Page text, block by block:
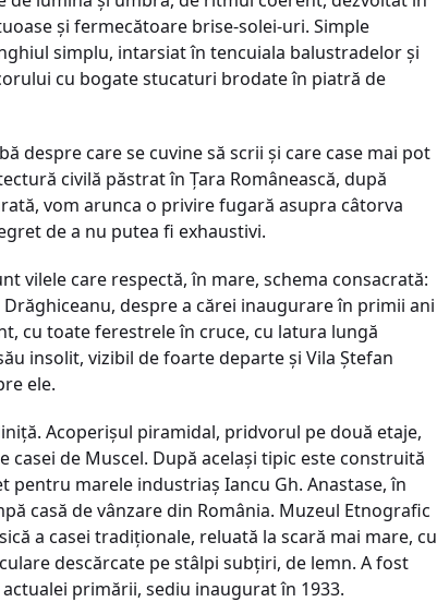
şi fermecătoare brise-solei-uri. Simple
simplu, intarsiat în tencuiala balustradelor şi
cu bogate stucaturi brodate în piatră de
despre care se cuvine să scrii şi care case mai pot
civilă păstrat în Ţara Românească, după
vom arunca o privire fugară asupra câtorva
de a nu putea fi exhaustivi.
vilele care respectă, în mare, schema consacrată:
despre a cărei inaugurare în primii ani
cu toate ferestrele în cruce, cu latura lungă
insolit, vizibil de foarte departe şi Vila Ştefan
ele.
Acoperişul piramidal, pridvorul pe două etaje,
de Muscel. După acelaşi tipic este construită
pentru marele industriaş Iancu Gh. Anastase, în
casă de vânzare din România. Muzeul Etnografic
a casei tradiţionale, reluată la scară mai mare, cu
descărcate pe stâlpi subţiri, de lemn. A fost
primării, sediu inaugurat în 1933.